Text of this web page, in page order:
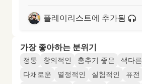
플레이리스트에 추가됨
가장 좋아하는 분위기
정통 창의적인 춤추기 좋은 색다른
다채로운
열정적인 실험적인 퓨전